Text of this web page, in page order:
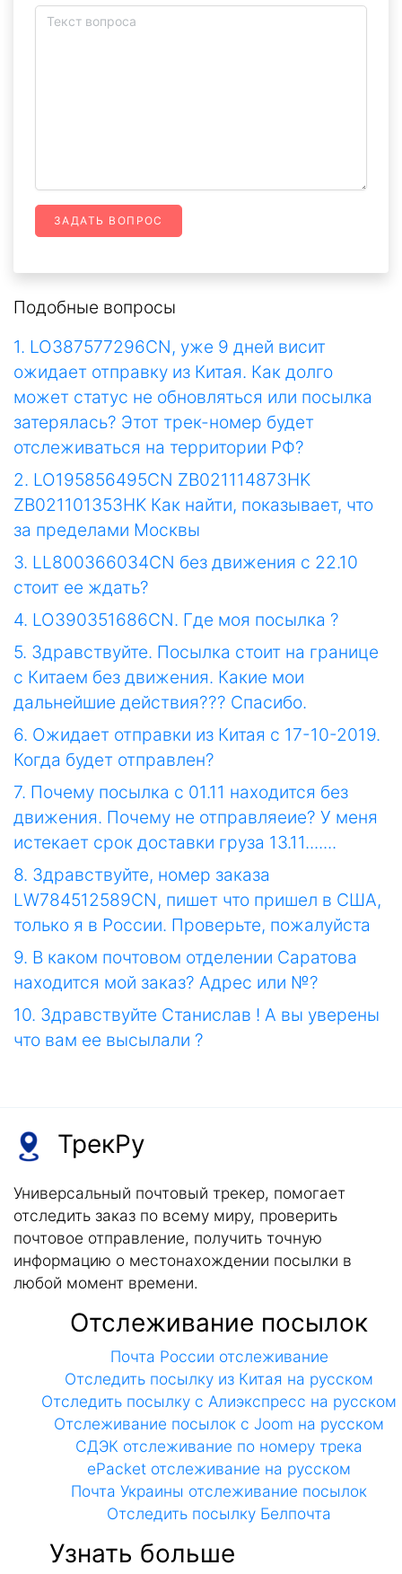
ЗАДАТЬ ВОПРОС
Подобные вопросы
1. LO387577296CN, уже 9 дней висит
ожидает отправку из Китая. Как долго
может статус не обновляться или посылка
затерялась? Этот трек-номер будет
отслеживаться на территории РФ?
2. LO195856495CN ZB021114873HK
ZB021101353HK Как найти, показывает, что
за пределами Москвы
3. LL800366034CN без движения с 22.10
стоит ее ждать?
4. LO390351686CN. Где моя посылка ?
5. Здравствуйте. Посылка стоит на границе
с Китаем без движения. Какие мои
дальнейшие действия??? Спасибо.
6. Ожидает отправки из Китая с 17-10-2019.
Когда будет отправлен?
7. Почему посылка с 01.11 находится без
движения. Почему не отправляеие? У меня
истекает срок доставки груза 13.11.......
8. Здравствуйте, номер заказа
LW784512589CN, пишет что пришел в США,
только я в России. Проверьте, пожалуйста
9. В каком почтовом отделении Саратова
находится мой заказ? Адрес или №?
10. Здравствуйте Станислав ! А вы уверены
что вам ее высылали ?
ТрекРу
Универсальный почтовый трекер, помогает
отследить заказ по всему миру, проверить
почтовое отправление, получить точную
информацию о местонахождении посылки в
любой момент времени.
Отслеживание посылок
Почта России отслеживание
Отследить посылку из Китая на русском
Отследить посылку с Алиэкспресс на русском
Отслеживание посылок с Joom на русском
СДЭК отслеживание по номеру трека
ePacket отслеживание на русском
Почта Украины отслеживание посылок
Отследить посылку Белпочта
Узнать больше